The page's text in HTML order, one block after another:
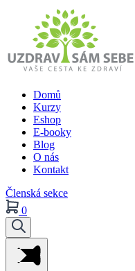
Domů
Kurzy
Eshop
E-booky
Blog
O nás
Kontakt
Členská sekce
0